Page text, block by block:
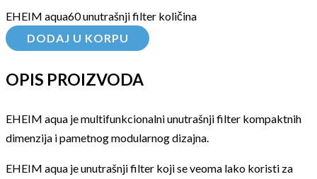
EHEIM aqua60 unutrašnji filter količina
DODAJ U KORPU
OPIS PROIZVODA
EHEIM aqua je multifunkcionalni unutrašnji filter kompaktnih
dimenzija i pametnog modularnog dizajna.
EHEIM aqua je unutrašnji filter koji se veoma lako koristi za